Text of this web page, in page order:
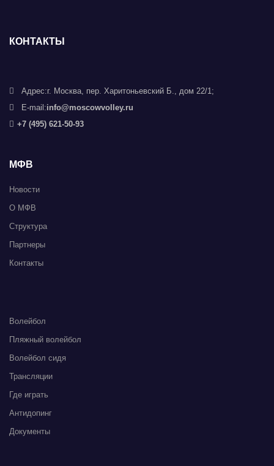
КОНТАКТЫ
Адрес:г. Москва, пер. Харитоньевский Б., дом 22/1;
E-mail:info@moscowvolley.ru
+7 (495) 621-50-93
МФВ
Новости
О МФВ
Структура
Партнеры
Контакты
Волейбол
Пляжный волейбол
Волейбол сидя
Трансляции
Где играть
Антидопинг
Документы